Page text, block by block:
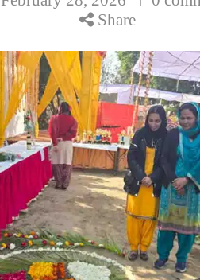
Share